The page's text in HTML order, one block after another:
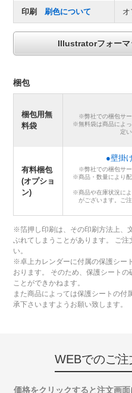
印刷刷色について オ
Illustratorフォーマ
梱包
梱包用無
料袋
※弊社での梱包サー
※無料袋は商品によ
定
有料梱包
(オプショ
ン)
●壁掛
※弊社での梱包サー
※商品・数量により配
※商品や在庫状況に
がございます。ご
※箔押し印刷は、その印刷方法上、
ぶれてしまうことがあります。 ご
い。
※卓上カレンダーに付属の保護シー
おります。 そのため、保護シート
ことができかねます。
また商品によっては保護シートの付
承下さいますようお願い致します。
WEBでのご
価格をクリックすると注文画